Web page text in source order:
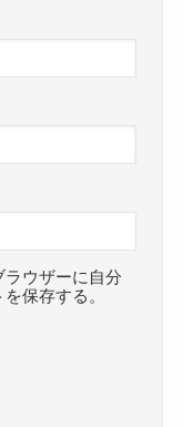
ウザーに自分
保存する。